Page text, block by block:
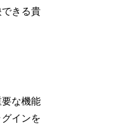
きる貴
な機能
インを